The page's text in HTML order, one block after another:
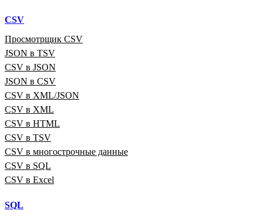
CSV
Просмотрщик CSV
JSON в TSV
CSV в JSON
JSON в CSV
CSV в XML/JSON
CSV в XML
CSV в HTML
CSV в TSV
CSV в многострочные данные
CSV в SQL
CSV в Excel
SQL